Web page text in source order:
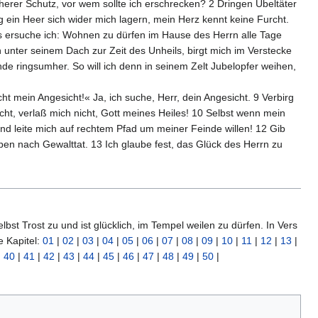
Schutz, vor wem sollte ich erschrecken? 2 Dringen Übeltäter
Heer sich wider mich lagern, mein Herz kennt keine Furcht.
ich: Wohnen zu dürfen im Hause des Herrn alle Tage
seinem Dach zur Zeit des Unheils, birgt mich im Verstecke
ringsumher. So will ich denn in seinem Zelt Jubelopfer weihen,
mein Angesicht!« Ja, ich suche, Herr, dein Angesicht. 9 Verbirg
verlaß mich nicht, Gott meines Heiles! 10 Selbst wenn mein
leite mich auf rechtem Pfad um meiner Feinde willen! 12 Gib
nach Gewalttat. 13 Ich glaube fest, das Glück des Herrn zu
Trost zu und ist glücklich, im Tempel weilen zu dürfen. In Vers
Kapitel: 01 | 02 | 03 | 04 | 05 | 06 | 07 | 08 | 09 | 10 | 11 | 12 | 13 |
40 | 41 | 42 | 43 | 44 | 45 | 46 | 47 | 48 | 49 | 50 |